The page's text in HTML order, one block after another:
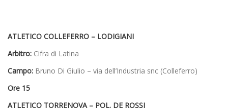
ATLETICO COLLEFERRO – LODIGIANI
Arbitro: Cifra di Latina
Campo: Bruno Di Giulio – via dell’Industria snc (Colleferro)
Ore 15
ATLETICO TORRENOVA – POL. DE ROSSI